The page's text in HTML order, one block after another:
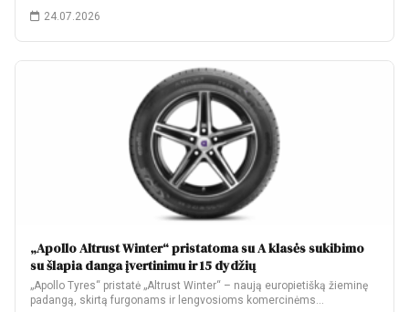
24.07.2026
„Apollo Altrust Winter“ pristatoma su A klasės sukibimo
su šlapia danga įvertinimu ir 15 dydžių
„Apollo Tyres“ pristatė „Altrust Winter“ – naują europietišką žieminę
padangą, skirtą furgonams ir lengvosioms komercinėms…